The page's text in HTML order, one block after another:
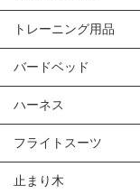
トレーニング用品
バードベッド
ハーネス
フライトスーツ
止まり木